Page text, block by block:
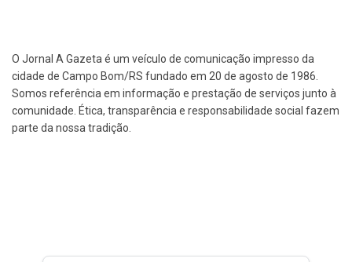
O Jornal A Gazeta é um veículo de comunicação impresso da
cidade de Campo Bom/RS fundado em 20 de agosto de 1986.
Somos referência em informação e prestação de serviços junto à
comunidade. Ética, transparência e responsabilidade social fazem
parte da nossa tradição.